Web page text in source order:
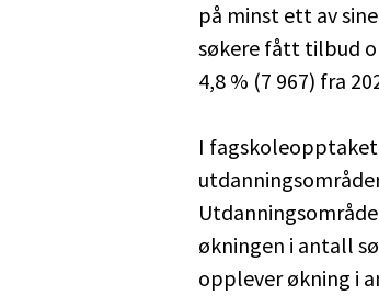
på minst ett av
søkere fått tilbud
4,8 % (7 967) fra
I
økningen i antall
opplever økning i